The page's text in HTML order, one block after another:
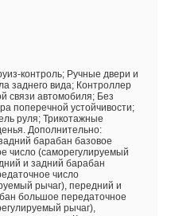
контроль; Ручные двери и
заднего вида; Контроллер
связи автомобиля; Без
поперечной устойчивости;
руля; Трикотажные
Дополнительно:
барабан базовое
число (саморегулируемый
и задний барабан
число
рычаг), передний и
большое передаточное
рычаг),